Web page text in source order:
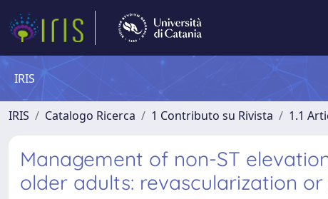
IRIS
IRIS Catalogo Ricerca 1 Contributo su Rivista 1.1
Management of non-ST
older adults: revascularization or